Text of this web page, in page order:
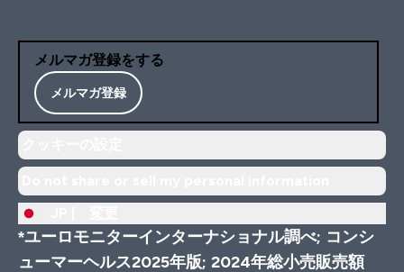
メルマガ登録をする
メルマガ登録
*ユーロモニターインターナショナル調べ; コンシ
ューマーヘルス2025年版; 2024年総小売販売額